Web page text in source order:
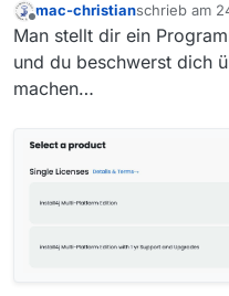
Offline
mac-christianschrieb am
zuletzt
Man stellt dir ein
und du beschwerst dich
machen…